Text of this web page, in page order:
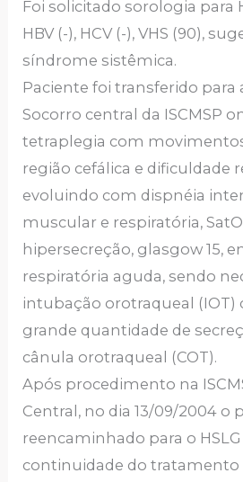
Foi solicitado sorologia para
HBV (-), HCV (-), VHS (90),
síndrome sistêmica.
Paciente foi transferido para
Socorro central da ISCMSP
tetraplegia com
região cefálica e dificuldade
evoluindo com dispnéia
muscular e respiratória,
hipersecreção, glasgow 15,
respiratória aguda, sendo
intubação orotraqueal (IOT)
grande quantidade de
cânula orotraqueal (COT).
Após procedimento na
Central, no dia 13/09/2004 o
reencaminhado para o HSLG
continuidade do tratamento